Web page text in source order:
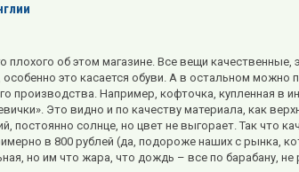
плохого об этом магазине. Все вещи
это касается обуви. А в остальном можно
производства. Например, кофточка, купленная в
Это видно и по качеству материала, как
солнце, но цвет не выгорает. Так что
в 800 рублей (да, подороже наших с рынка,
но им что жара, что дождь – все по барабану,